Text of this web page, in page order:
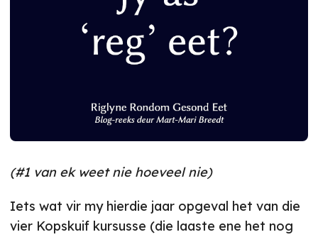
(#1 van ek weet nie hoeveel nie)
Iets wat vir my hierdie jaar opgeval het van die
vier Kopskuif kursusse (die laaste ene het nog